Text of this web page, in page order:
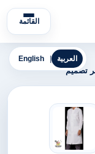
القائمة
English العربية